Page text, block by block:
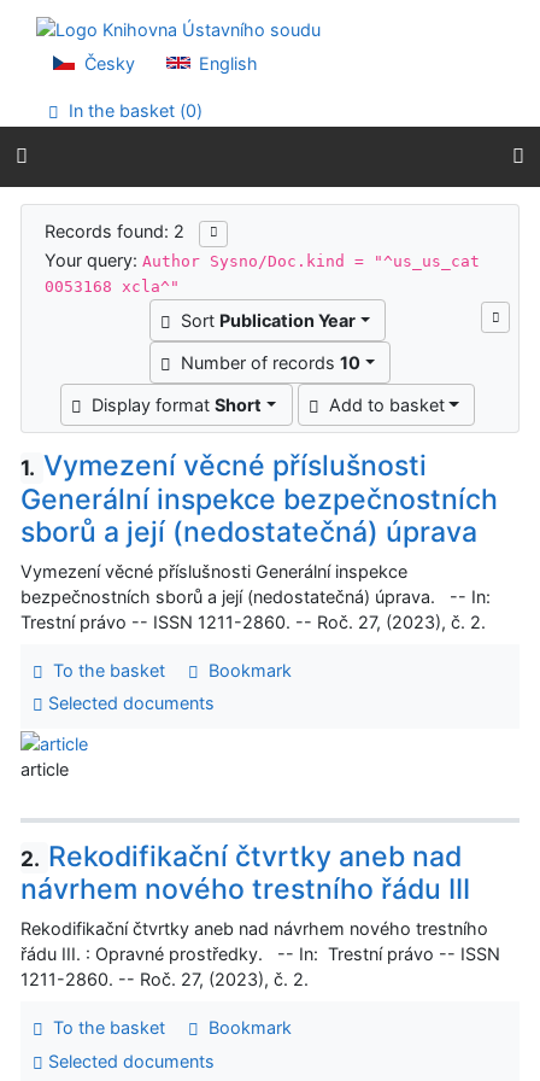
Go to menu
Accessibility declaration
Česky English
In the basket (0)
Search results
Records found: 2
Your query:Author Sysno/Doc.kind = "^us_us_cat
0053168 xcla^"
Sort Publication Year
Number of records 10
Display formatShort Add to basket
1. Vymezení věcné příslušnosti
Generální inspekce bezpečnostních
sborů a její (nedostatečná) úprava
Vymezení věcné příslušnosti Generální inspekce
bezpečnostních sborů a její (nedostatečná) úprava. -- In:
Trestní právo -- ISSN 1211-2860. -- Roč. 27, (2023), č. 2.
To the basket
Bookmark
Selected documents
article
2. Rekodifikační čtvrtky aneb nad
návrhem nového trestního řádu III
Rekodifikační čtvrtky aneb nad návrhem nového trestního
řádu III. : Opravné prostředky. -- In: Trestní právo -- ISSN
1211-2860. -- Roč. 27, (2023), č. 2.
To the basket
Bookmark
Selected documents